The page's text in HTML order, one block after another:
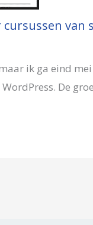
cursussen van
ik ga eind
De